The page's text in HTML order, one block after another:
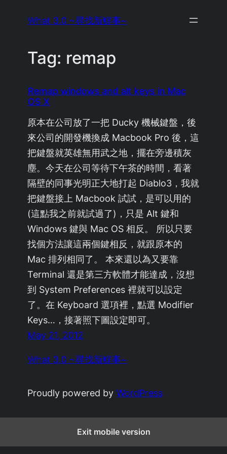
What 3.0 ~尋找新鮮事~
Tag: remap
Remap windows and alt keys in Mac
OS X
原本在公司放了一把 Ducky 機械鍵盤，後
來公司的開發機換成 Macbook Pro 後，這
把鍵盤就英雄無用武之地，擺在旁邊積灰
塵。今天在公司等待下午茶的時間，看著
隔壁的同事光明正大地打起 Diablo3，我就
把鍵盤接上 Macbook 試試，是可以用的
(這點我之前就試過了)，只是 Alt 鍵和
Windows 鍵與 Mac OS 相反。 所以只要
找個方法讓這兩個鍵相反，就跟原本的
Mac 排列相同了。 本來還以為又要靠
Terminal 還是第三方軟體才能達成，沒想
到 System Preferences 裡就可以設定
了。在 Keyboard 選項裡，點選 Modifier
Keys…，接著照下圖設定即可。
May 21, 2012
What 3.0 ~尋找新鮮事~
Proudly powered byWordPress
Exit mobile version